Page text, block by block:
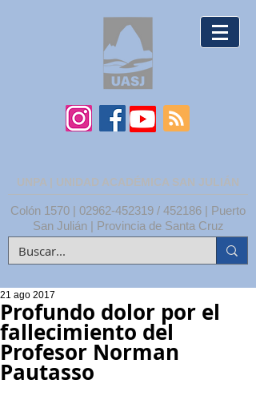
UNPA | UNIDAD ACADÉMICA SAN JULIÁN
Colón 1570 | 02962-452319 / 452186 | Puerto
San Julián | Provincia de Santa Cruz
Profundo dolor por el
fallecimiento del
Profesor Norman
Pautasso
21 ago 2017